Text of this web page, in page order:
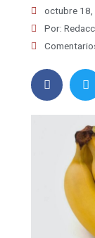
octubre
Por: